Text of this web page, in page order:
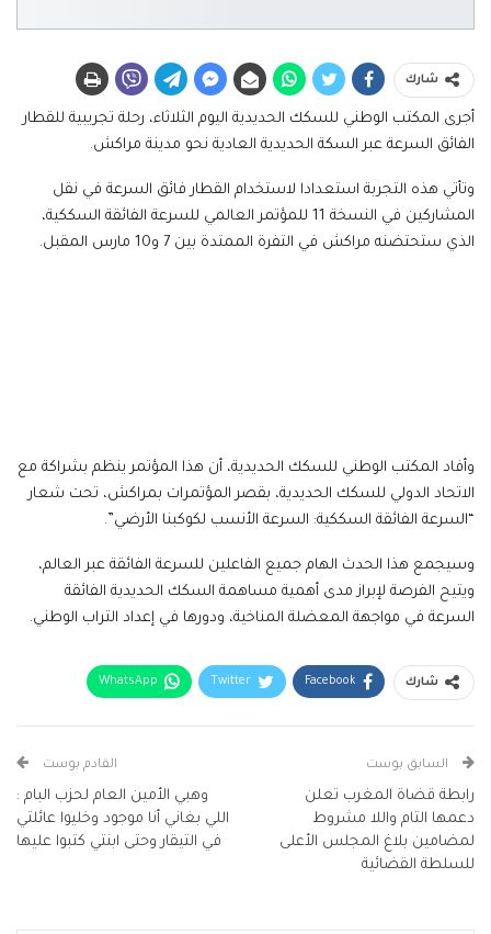
شارك
أجرى المكتب الوطني للسكك الحديدية اليوم الثلاثاء، رحلة تجريبية للقطار
الفائق السرعة عبر السكة الحديدية العادية نحو مدينة مراكش.
وتأتي هذه التجربة استعدادا لاستخدام القطار فائق السرعة في نقل
المشاركين في النسخة 11 للمؤتمر العالمي للسرعة الفائقة السككية،
الذي ستحتضنه مراكش في التفرة الممتدة بين 7 و10 مارس المقبل.
وأفاد المكتب الوطني للسكك الحديدية، أن هذا المؤتمر ينظم بشراكة مع
الاتحاد الدولي للسكك الحديدية، بقصر المؤتمرات بمراكش، تحت شعار
“السرعة الفائقة السككية: السرعة الأنسب لكوكبنا الأرضي”.
وسيجمع هذا الحدث الهام جميع الفاعلين للسرعة الفائقة عبر العالم،
ويتيح الفرصة لإبراز مدى أهمية مساهمة السكك الحديدية الفائقة
السرعة في مواجهة المعضلة المناخية، ودورها في إعداد التراب الوطني.
شارك Facebook
Twitter
WhatsApp
Telegram
السابق بوست
رابطة قضاة المغرب تعلن
دعمها التام واللا مشروط
لمضامين بلاغ المجلس الأعلى
للسلطة القضائية
القادم بوست
وهبي الأمين العام لحزب البام :
اللي بغاني أنا موجود وخليوا عائلتي
في التيقار وحتى ابنتي كتبوا عليها